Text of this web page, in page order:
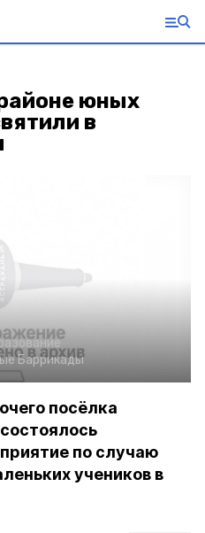
юных
в
Баррикады
посёлка
по случаю
учеников в